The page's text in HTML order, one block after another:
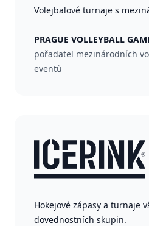
Volejbalové turnaje s
PRAGUE VOLLEYBALL
pořadatel mezinárodních
eventů
Hokejové zápasy a turnaje
dovednostních skupin.